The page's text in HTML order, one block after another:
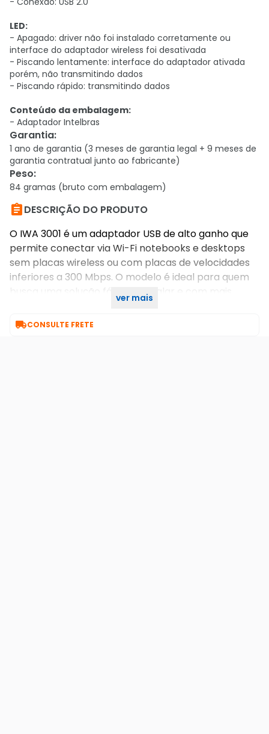
LED:
- Apagado: driver não foi instalado corretamente ou
interface do adaptador wireless foi desativada
- Piscando lentamente: interface do adaptador ativada
porém, não transmitindo dados
- Piscando rápido: transmitindo dados
Conteúdo da embalagem:
- Adaptador Intelbras
Garantia:
1 ano de garantia (3 meses de garantia legal + 9 meses de
garantia contratual junto ao fabricante)
Peso:
84 gramas (bruto com embalagem)
DESCRIÇÃO DO PRODUTO
O IWA 3001 é um adaptador USB de alto ganho que
permite conectar via Wi-Fi notebooks e desktops
sem placas wireless ou com placas de velocidades
inferiores a 300 Mbps. O modelo é ideal para quem
busca uma solução fácil de instalar e com mais
ver mais
CONSULTE FRETE